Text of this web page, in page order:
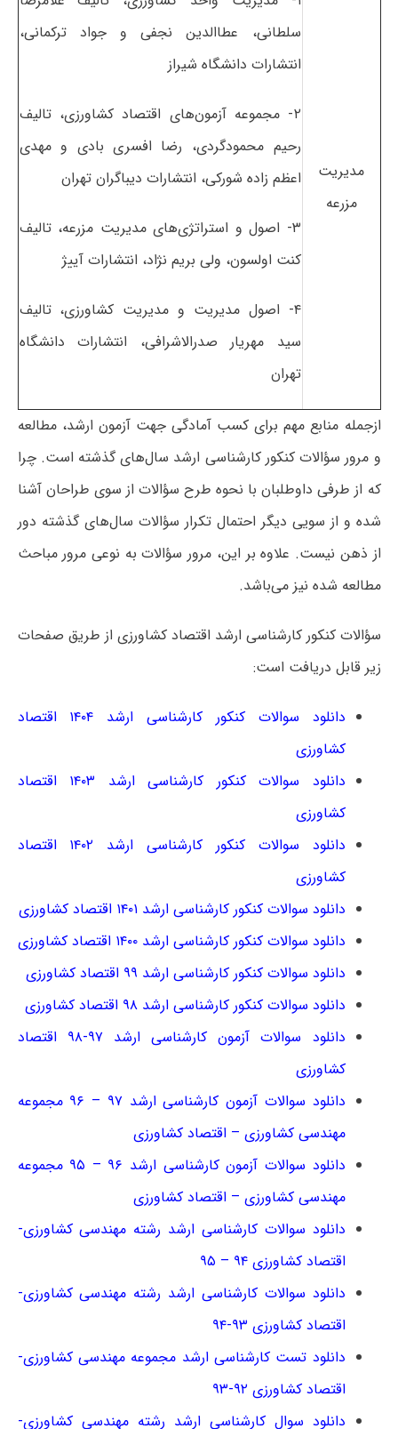
مدیریت
مزرعه
سلطانی، عطاالدین نجفی و جواد ترکمانی،
انتشارات دانشگاه شیراز
۲- مجموعه آزمون‌های اقتصاد کشاورزی، تالیف
رحیم محمودگردی، رضا افسری بادی و مهدی
اعظم زاده شورکی، انتشارات دیباگران تهران
۳- اصول و استراتژی‌های مدیریت مزرعه، تالیف
کنت اولسون، ولی بریم نژاد، انتشارات آییژ
۴- اصول مدیریت و مدیریت کشاورزی، تالیف
سید مهریار صدرالاشرافی، انتشارات دانشگاه
تهران
ازجمله منابع مهم برای کسب آمادگی جهت آزمون ارشد، مطالعه
و مرور سؤالات کنکور کارشناسی ارشد سال‌های گذشته است. چرا
که از طرفی داوطلبان با نحوه طرح سؤالات از سوی طراحان آشنا
شده و از سویی دیگر احتمال تکرار سؤالات سال‌های گذشته دور
از ذهن نیست. علاوه بر این، مرور سؤالات به نوعی مرور مباحث
مطالعه‌ شده نیز می‌باشد.
سؤالات کنکور کارشناسی ارشد اقتصاد کشاورزی از طریق صفحات
زیر قابل دریافت است:
دانلود سوالات کنکور کارشناسی ارشد ۱۴۰۴ اقتصاد
کشاورزی
دانلود سوالات کنکور کارشناسی ارشد ۱۴۰۳ اقتصاد
کشاورزی
دانلود سوالات کنکور کارشناسی ارشد ۱۴۰۲ اقتصاد
کشاورزی
دانلود سوالات کنکور کارشناسی ارشد ۱۴۰۱ اقتصاد کشاورزی
دانلود سوالات کنکور کارشناسی ارشد ۱۴۰۰ اقتصاد کشاورزی
دانلود سوالات کنکور کارشناسی ارشد ۹۹ اقتصاد کشاورزی
دانلود سوالات کنکور کارشناسی ارشد ۹۸ اقتصاد کشاورزی
دانلود سوالات آزمون کارشناسی ارشد ۹۷-۹۸ اقتصاد
کشاورزی
دانلود سوالات آزمون کارشناسی ارشد ۹۷ – ۹۶ مجموعه
مهندسی کشاورزی – اقتصاد کشاورزی
دانلود سوالات آزمون کارشناسی ارشد ۹۶ – ۹۵ مجموعه
مهندسی کشاورزی – اقتصاد کشاورزی
دانلود سوالات کارشناسی ارشد رشته مهندسی کشاورزی-
اقتصاد کشاورزی ۹۴ – ۹۵
دانلود سوالات کارشناسی ارشد رشته مهندسی کشاورزی-
اقتصاد کشاورزی ۹۳-۹۴
دانلود تست کارشناسی ارشد مجموعه مهندسی کشاورزی-
اقتصاد کشاورزی ۹۲-۹۳
دانلود سوال کارشناسی ارشد رشته مهندسی کشاورزی-